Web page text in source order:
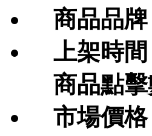
商品品牌
上架時間
商品點擊
市場價格